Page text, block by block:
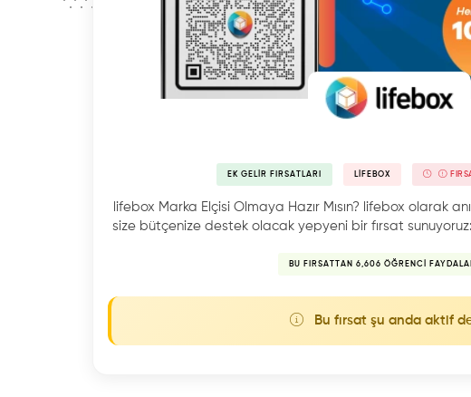
EK GELIR FIRSATLARI LIFEBOX
lifebox Marka Elçisi Olmaya Hazır Mısın? lifebox olarak
size bütçenize destek olacak yepyeni bir fırsat
BU FIRSATTAN 6,606 ÖĞRENCI
Bu fırsat şu anda aktif